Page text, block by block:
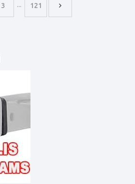
3 ... 121